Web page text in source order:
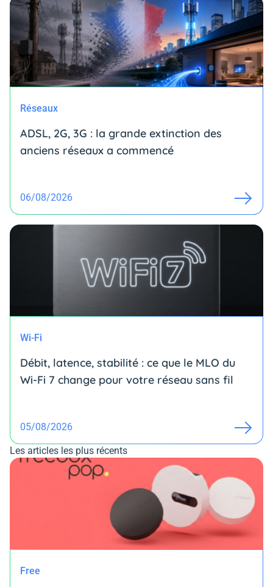
Réseaux
ADSL, 2G, 3G : la grande extinction des
anciens réseaux a commencé
06/08/2026
Wi-Fi
Débit, latence, stabilité : ce que le MLO du
Wi-Fi 7 change pour votre réseau sans fil
05/08/2026
Les articles les plus récents
Free